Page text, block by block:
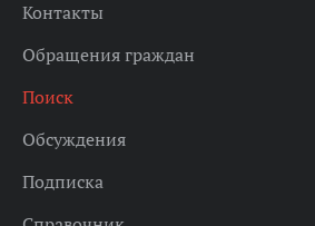
Контакты
Обращения граждан
Поиск
Обсуждения
Подписка